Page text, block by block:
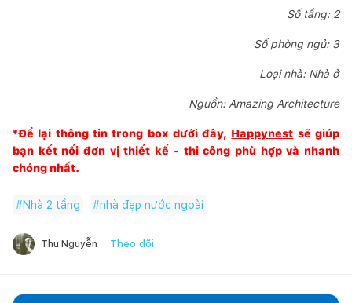
Số tầng: 2
Số phòng ngủ: 3
Loại nhà: Nhà ở
Nguồn: Amazing Architecture
*Để lại thông tin trong box dưới đây, Happynest sẽ giúp
bạn kết nối đơn vị thiết kế - thi công phù hợp và nhanh
chóng nhất.
#Nhà 2 tầng #nhà đẹp nước ngoài
Thu Nguyễn Theo dõi